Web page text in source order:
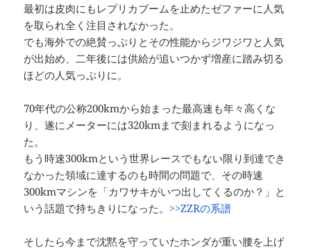
最初は皮肉にもレプリカブームを止めたゼファーに人気
を取られ全く注目されなかった。
でも海外での絶賛っぷりとその性能からジワジワと人気
が出始め、二年後には供給が追いつかず増産に踏み切る
ほどの人気っぷりに。
70年代の公称200kmから始まった最高速も年々高くな
り、遂にメーターには320kmまで刻まれるようになっ
た。
もう時速300kmという世界レースでもない限り到達でき
なかった領域に達するのも時間の問題で、その時速
300kmマシンを「カワサキがいつ出してくるのか？」と
いう話題で持ちきりになった。 >>ZZRの系譜
そしたら今まで沈黙を守っていたホンダが重い腰を上げ